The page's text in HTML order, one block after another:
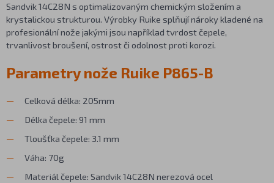
Sandvik 14C28N s optimalizovaným chemickým složením a
krystalickou strukturou. Výrobky Ruike splňují nároky kladené na
profesionální nože jakými jsou například tvrdost čepele,
trvanlivost broušení, ostrost či odolnost proti korozi.
Parametry nože Ruike P865-B
Celková délka: 205mm
Délka čepele: 91 mm
Tloušťka čepele: 3.1 mm
Váha: 70g
Materiál čepele: Sandvik 14C28N nerezová ocel